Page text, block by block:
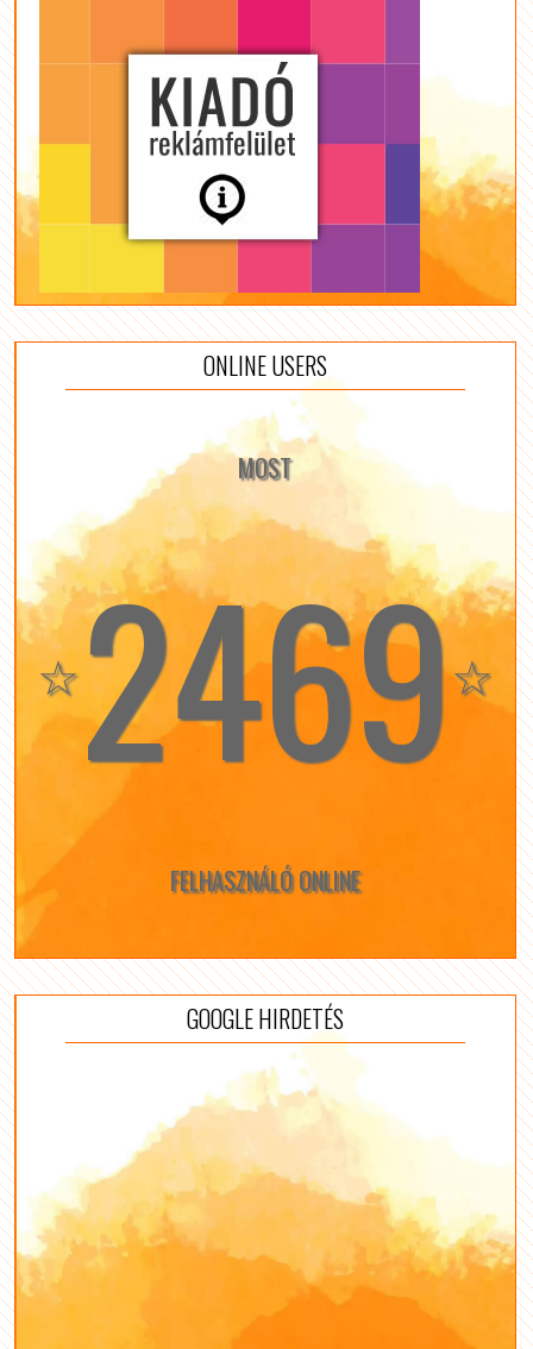
ONLINE USERS
MOST
☆2469☆
FELHASZNÁLÓ ONLINE
GOOGLE HIRDETÉS